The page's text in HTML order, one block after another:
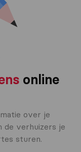
online
over je
de verhuizers je
sturen.